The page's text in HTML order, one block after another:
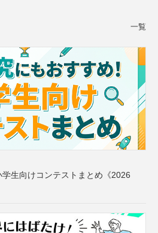
一覧
生向けコンテストまとめ《2026